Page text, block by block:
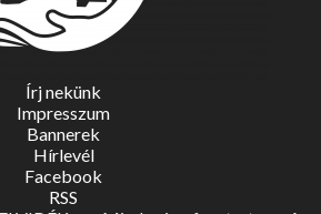
Írj nekünk
Impresszum
Bannerek
Hírlevél
Facebook
RSS